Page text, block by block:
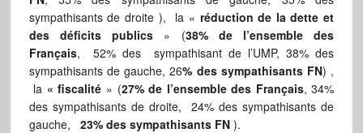
sympathisants de droite ), la « réduction de la dette et
des déficits publics » (38% de l’ensemble des
Français, 52% des sympathisant de l’UMP, 38% des
sympathisants de gauche, 26% des sympathisants FN) ,
la « fiscalité » (27% de l’ensemble des Français, 34%
des sympathisants de droite, 24% des sympathisants de
gauche, 23% des sympathisants FN).